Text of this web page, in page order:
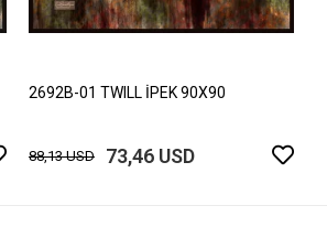
2692B-01 TWILL İPEK 90X90
88,13 USD 73,46 USD